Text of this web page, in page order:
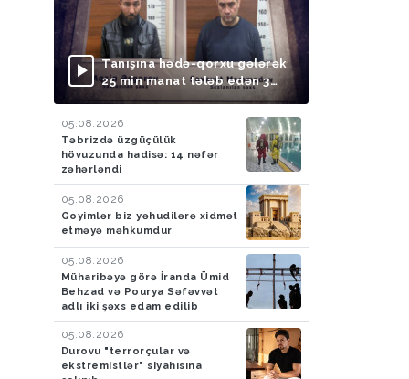
Tanışına hədə-qorxu gələrək
25 min manat tələb edən 3
nəfər saxlanılıb
05.08.2026
Təbrizdə üzgüçülük
hövuzunda hadisə: 14 nəfər
zəhərləndi
05.08.2026
Goyimlər biz yəhudilərə xidmət
etməyə məhkumdur
05.08.2026
Müharibəyə görə İranda Ümid
Behzad və Pourya Səfəvvət
adlı iki şəxs edam edilib
05.08.2026
Durovu "terrorçular və
ekstremistlər" siyahısına